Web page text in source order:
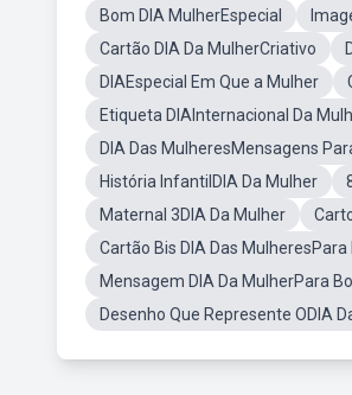
Bom DIA MulherEspecial
Cartão DIA Da MulherCriativo
DIAEspecial Em Que a Mulher
Etiqueta DIAInternacional Da
DIA Das MulheresMensagens
História InfantilDIA Da Mulher
Maternal 3DIA Da Mulher
Cartão Bis DIA Das
Mensagem DIA Da MulherPara
Desenho Que Represente ODIA